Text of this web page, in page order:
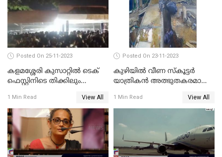
Posted On 25-11-2023
കളമശ്ശേരി കുസാറ്റില്‍ ടെക്
ഫെസ്റ്റിനിടെ തിക്കിലും
1 Min Read View All
Posted On 23-11-2023
കുഴിയിൽ വീണ സ്കൂട്ടർ
യാത്രികൻ അത്ഭുതകരമായി
1 Min Read View All